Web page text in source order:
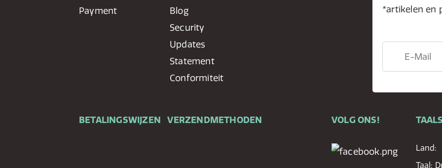
Payment
Blog
Security
Updates
Statement
Conformiteit
BETALINGSWIJZEN VERZENDMETHODEN
*artikelen en
VOLG ONS!
Land:
Taal: